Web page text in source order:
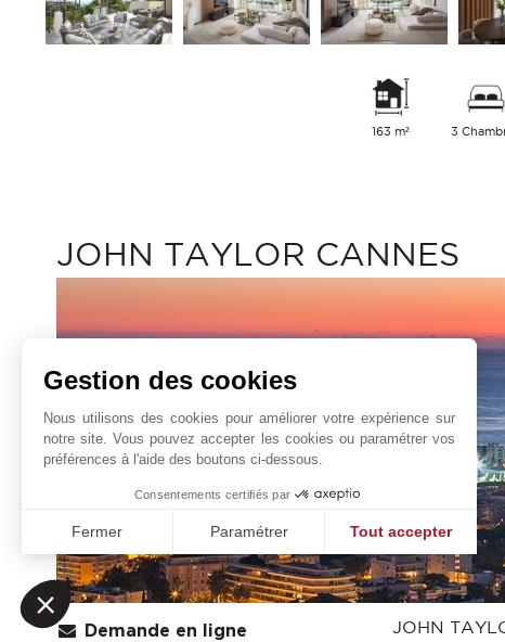
163 m² 3
JOHN TAYLOR CANNES
Demande en ligne JOHN
Gestion des cookies
Nous utilisons des cookies pour améliorer votre expérience sur
notre site. Vous pouvez accepter les cookies ou paramétrer vos
préférences à l'aide des boutons ci-dessous.
Consentements certifiés par
Fermer Paramétrer Tout accepter
Axeptio consent
Plateforme de Gestion du Consentement : Personnalisez vos
Notre plateforme vous permet d'adapter et de gérer vos